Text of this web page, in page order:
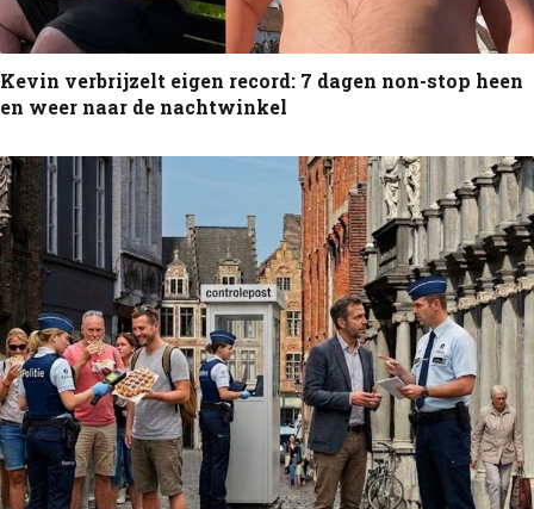
Kevin verbrijzelt eigen record: 7 dagen non-stop heen
en weer naar de nachtwinkel